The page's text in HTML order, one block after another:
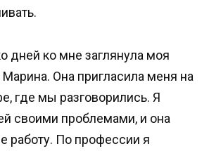
дней ко мне заглянула моя
Она пригласила меня на
где мы разговорились. Я
своими проблемами, и она
работу. По профессии я